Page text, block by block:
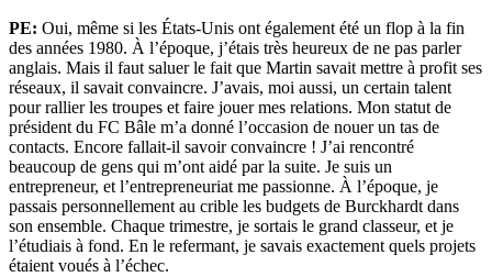
PE: Oui, même si les États-Unis ont également été un flop à la fin
des années 1980. À l’époque, j’étais très heureux de ne pas parler
anglais. Mais il faut saluer le fait que Martin savait mettre à profit ses
réseaux, il savait convaincre. J’avais, moi aussi, un certain talent
pour rallier les troupes et faire jouer mes relations. Mon statut de
président du FC Bâle m’a donné l’occasion de nouer un tas de
contacts. Encore fallait-il savoir convaincre ! J’ai rencontré
beaucoup de gens qui m’ont aidé par la suite. Je suis un
entrepreneur, et l’entrepreneuriat me passionne. À l’époque, je
passais personnellement au crible les budgets de Burckhardt dans
son ensemble. Chaque trimestre, je sortais le grand classeur, et je
l’étudiais à fond. En le refermant, je savais exactement quels projets
étaient voués à l’échec.